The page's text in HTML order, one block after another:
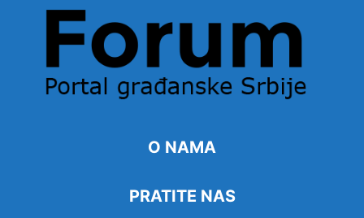
O NAMA
PRATITE NAS